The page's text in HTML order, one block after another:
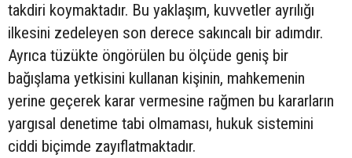
takdiri koymaktadır. Bu yaklaşım, kuvvetler ayrılığı
ilkesini zedeleyen son derece sakıncalı bir adımdır.
Ayrıca tüzükte öngörülen bu ölçüde geniş bir
bağışlama yetkisini kullanan kişinin, mahkemenin
yerine geçerek karar vermesine rağmen bu kararların
yargısal denetime tabi olmaması, hukuk sistemini
ciddi biçimde zayıflatmaktadır.